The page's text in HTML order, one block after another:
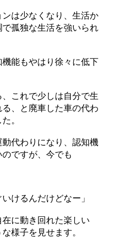
は少なくなり、生活か
孤独な生活を強いられ
能もやはり徐々に低下
これで少しは自分で生
、と廃車した車の代わ
。
代わりになり、認知機
ですが、今でも
けるんだけどなー」
に動き回れた楽しい
様子を見せます。